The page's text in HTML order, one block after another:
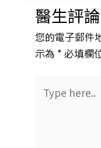
醫生評論
您的電子郵件
示為 * 必填欄
here..